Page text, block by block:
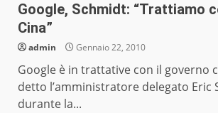
Google, Schmidt: “Trattiamo
Cina”
admin Gennaio 22, 2010
Google è in trattative con il governo
detto l’amministratore delegato Eric
durante la...